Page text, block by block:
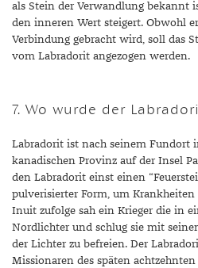
als Stein der Verwandlung bekannt
den inneren Wert steigert. Obwohl
Verbindung gebracht wird, soll das
vom Labradorit angezogen werden.
7. Wo wurde der
Labradorit ist nach seinem Fundort
kanadischen Provinz auf der Insel
den Labradorit einst einen
pulverisierter Form, um Krankheiten
Inuit zufolge sah ein Krieger die in
Nordlichter und schlug sie mit
der Lichter zu befreien. Der
Missionaren des späten